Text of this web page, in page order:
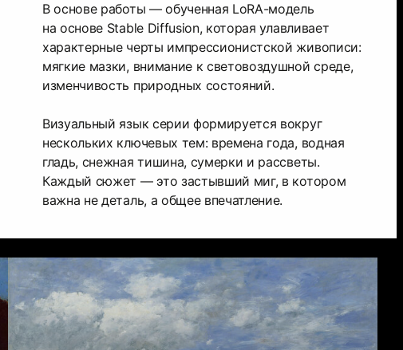
В основе работы — обученная LoRA-модель
на основе Stable Diffusion, которая улавливает
характерные черты импрессионистской живописи:
мягкие мазки, внимание к световоздушной среде,
изменчивость природных состояний.
Визуальный язык серии формируется вокруг
нескольких ключевых тем: времена года, водная
гладь, снежная тишина, сумерки и рассветы.
Каждый сюжет — это застывший миг, в котором
важна не деталь, а общее впечатление.